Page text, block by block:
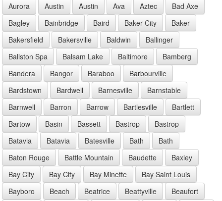
Aurora
Austin Austin Ava Aztec
Bad Axe
Bagley
Bainbridge Baird Baker City
Baker
Bakersfield
Bakersville Baldwin
Ballinger
Ballston Spa
Balsam Lake Baltimore
Bamberg
Bandera
Bangor Baraboo
Barbourville
Bardstown
Bardwell Barnesville
Barnstable
Barnwell
Barron Barrow Bartlesville
Bartlett
Bartow
Basin Bassett Bastrop
Bastrop
Batavia
Batavia Batesville Bath
Bath
Baton Rouge
Battle Mountain Baudette
Baxley
Bay City
Bay City Bay Minette
Bay Saint Louis
Bayboro
Beach Beatrice Beattyville
Beaufort